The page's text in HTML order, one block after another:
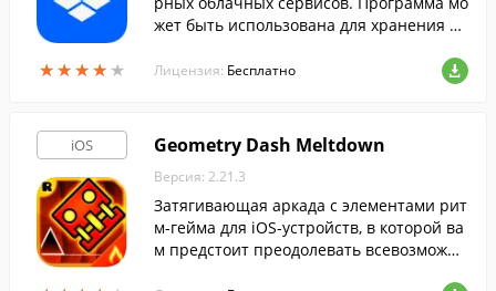
★★★★★
★★★★★
жет быть использована для хранения ва
ных, для обмена файлами с друзьями и к
Лицензия: Бесплатно
iOS Geometry Dash Meltdown
Версия: 2.21.3
Затягивающая аркада с элементами рит
м-гейма для iOS-устройств, в которой ва
м предстоит преодолевать всевозможн